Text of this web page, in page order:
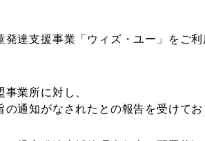
達支援事業「ウィズ・ユー」をご利
業所に対し、
通知がなされたとの報告を受けてお